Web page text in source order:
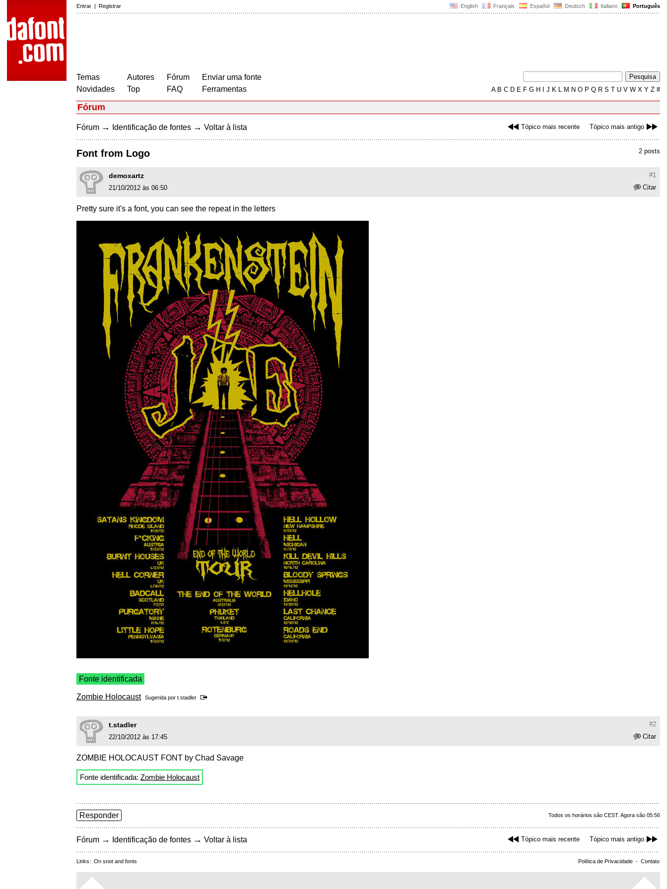
English Français Español Deutsch Italiano Português
Entrar | Registrar
Temas
Novidades
Autores
Top
Fórum
FAQ
Enviar uma fonte
Ferramentas
AB C D E F G H J K L M N O P Q R S T U V W X Y Z #
Fórum
Tópico mais recente Tópico mais antigo
Fórum → Identificação de fontes → Voltar à lista
2 posts
Font from Logo
#1
demoxartz
Citar
21/10/2012 às 06:50
Pretty sure it's a font, you can see the repeat in the letters
Fonte identificada
Zombie Holocaust Sugerida por t.stadler
#2
t.stadler
Citar
22/10/2012 às 17:45
ZOMBIE HOLOCAUST FONT by Chad Savage
Fonte identificada: Zombie Holocaust
Todos os horários são CEST. Agora são 05:56
Responder
Tópico mais recente Tópico mais antigo
Fórum → Identificação de fontes → Voltar à lista
Política de Privacidade - Contato
Links: On snot and fonts